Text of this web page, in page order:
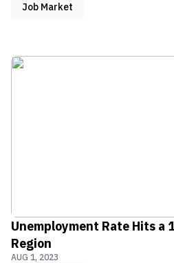
Job Market
Unemployment Rate Hits a
Region
AUG 1, 2023